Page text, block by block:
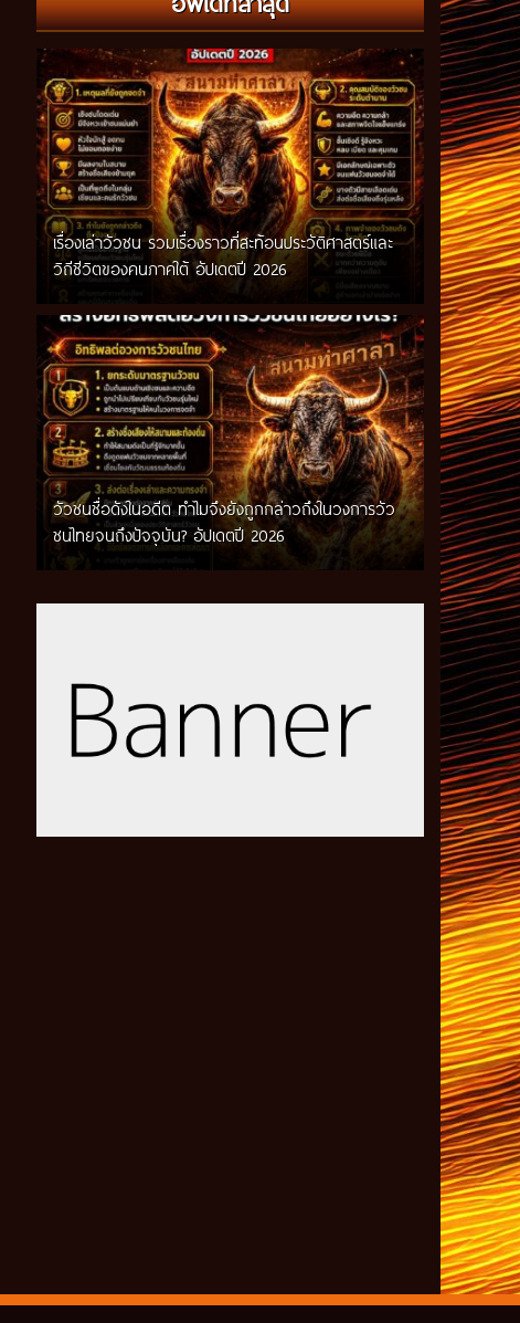
เรื่องเล่าวัวชน รวมเรื่องราวที่สะท้อนประวัติศาสตร์และ
วิถีชีวิตของคนภาคใต้ อัปเดตปี 2026
วัวชนชื่อดังในอดีต ทำไมจึงยังถูกกล่าวถึงในวงการวัว
ชนไทยจนถึงปัจจุบัน? อัปเดตปี 2026
กติกาวัวชนสมัยก่อน วิถีการแข่งขันดั้งเดิมที่สืบทอด
ผ่านภูมิปัญญาท้องถิ่น อัปเดตปี 2026